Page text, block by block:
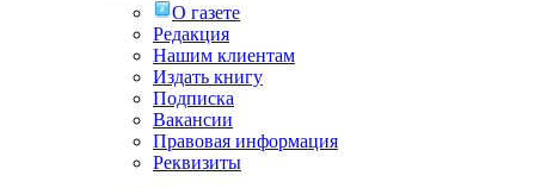
О газете
Редакция
Нашим клиентам
Издать книгу
Подписка
Вакансии
Правовая информация
Реквизиты